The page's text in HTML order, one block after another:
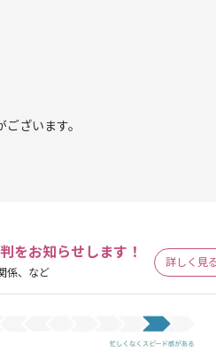
ざいます。
をお知らせします！
係、など
詳しく見る